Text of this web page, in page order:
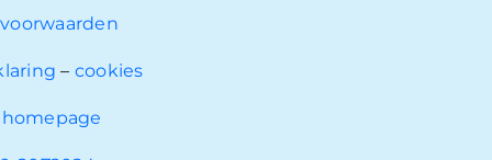
– cookies
homepage